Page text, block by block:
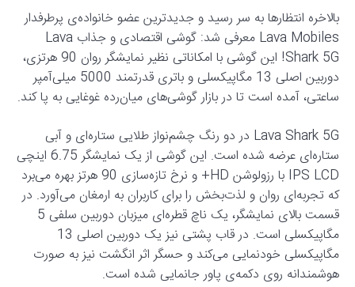
بالاخره انتظارها به سر رسید و جدیدترین عضو خانواده‌ی پرطرفدار
Lava Mobiles معرفی شد: گوشی اقتصادی و جذاب Lava
Shark 5G! این گوشی با امکاناتی نظیر نمایشگر روان 90 هرتزی،
دوربین اصلی 13 مگاپیکسلی و باتری قدرتمند 5000 میلی‌آمپر
ساعتی، آمده است تا در بازار گوشی‌های میان‌رده غوغایی به پا کند.
Lava Shark 5G در دو رنگ چشم‌نواز طلایی ستاره‌ای و آبی
ستاره‌ای عرضه شده است. این گوشی از یک نمایشگر 6.75 اینچی
IPS LCD با رزولوشن HD+ و نرخ تازه‌سازی 90 هرتز بهره می‌برد
که تجربه‌ای روان و لذت‌بخش را برای کاربران به ارمغان می‌آورد. در
قسمت بالای نمایشگر، یک ناچ قطره‌ای میزبان دوربین سلفی 5
مگاپیکسلی است. در قاب پشتی نیز یک دوربین اصلی 13
مگاپیکسلی خودنمایی می‌کند و حسگر اثر انگشت نیز به صورت
هوشمندانه روی دکمه‌ی پاور جانمایی شده است.